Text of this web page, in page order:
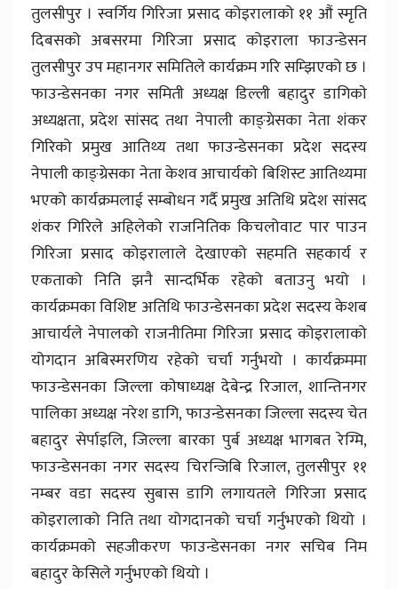
तुलसीपुर । स्वर्गिय गिरिजा प्रसाद कोइरालाको ११ औं स्मृति
दिबसको अबसरमा गिरिजा प्रसाद कोइराला फाउन्डेसन
तुलसीपुर उप महानगर समितिले कार्यक्रम गरि सम्झिएको छ ।
फाउन्डेसनका नगर समिती अध्यक्ष डिल्ली बहादुर डागिकाे
अध्यक्षता, प्रदेश सांसद तथा नेपाली काङ्ग्रेसका नेता शंकर
गिरिको प्रमुख आतिथ्य तथा फाउन्डेसनका प्रदेश सदस्य
नेपाली काङ्ग्रेसका नेता केशव आचार्यको बिशिस्ट आतिथ्यमा
भएको कार्यक्रमलाई सम्बोधन गर्दै प्रमुख अतिथि प्रदेश सांसद
शंकर गिरिले अहिलेको राजनितिक किचलोवाट पार पाउन
गिरिजा प्रसाद कोइरालाले देखाएको सहमति सहकार्य र
एकताको निति झनै सान्दर्भिक रहेको बताउनु भयो ।
कार्यक्रमका विशिष्ट अतिथि फाउन्डेसनका प्रदेश सदस्य केशब
आचार्यले नेपालको राजनीतिमा गिरिजा प्रसाद कोइरालाको
योगदान अबिस्मरणिय रहेको चर्चा गर्नुभयो । कार्यक्रममा
फाउन्डेसनका जिल्ला काेषाध्यक्ष देबेन्द्र रिजाल, शान्तिनगर
पालिका अध्यक्ष नरेश डागि, फाउन्डेसनका जिल्ला सदस्य चेत
बहादुर सेर्पाइलि, जिल्ला बारका पुर्ब अध्यक्ष भागबत रेग्मि,
फाउन्डेसनका नगर सदस्य चिरन्जिबि रिजाल, तुलसीपुर ११
नम्बर वडा सदस्य सुबास डागि लगायतले गिरिजा प्रसाद
कोइरालाको निति तथा योगदानको चर्चा गर्नुभएको थियो ।
कार्यक्रमको सहजीकरण फाउन्डेसनका नगर सचिब निम
बहादुर केसिले गर्नुभएको थियो ।